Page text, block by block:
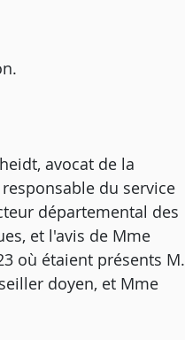
avocat de la
du service
départemental des
et l'avis de Mme
où étaient présents M.
doyen, et Mme